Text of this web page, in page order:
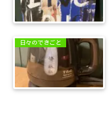
日々のできごと